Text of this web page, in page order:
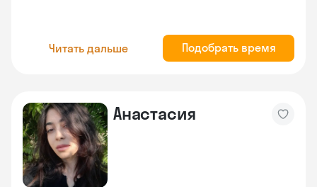
Читать дальше Подобрать время
Анастасия